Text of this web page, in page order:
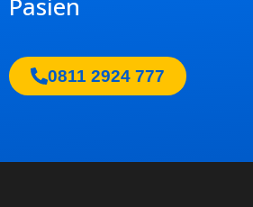
Pasien
0811 2924 777